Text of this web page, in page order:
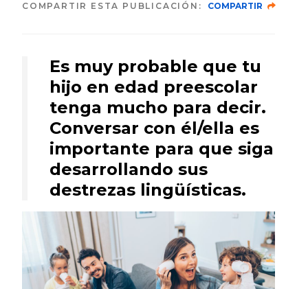
COMPARTIR ESTA PUBLICACIÓN: COMPARTIR
Es muy probable que tu
hijo en edad preescolar
tenga mucho para decir.
Conversar con él/ella es
importante para que siga
desarrollando sus
destrezas lingüísticas.